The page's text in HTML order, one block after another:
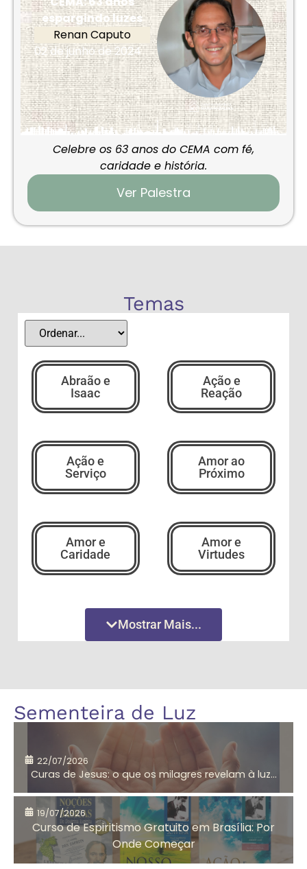
espargindo luzes
Renan Caputo
02 de junho de 2024
Celebre os 63 anos do CEMA com fé,
caridade e história.
Ver Palestra
Temas
Abraão e
Isaac
Ação e
Reação
Ação e
Serviço
Amor ao
Próximo
Amor e
Caridade
Amor e
Virtudes
Amor
segundo
Aniversário do
CEMA
Antigo
Testamento
Mostrar Mais...
Sementeira de Luz
22/07/2026
Curas de Jesus: o que os milagres revelam à luz...
19/07/2026
Curso de Espiritismo Gratuito em Brasília: Por
Onde Começar